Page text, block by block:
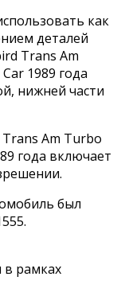
как
деталей
Trans Am
1989 года
нижней части
Am Turbo
года включает
был
рамках